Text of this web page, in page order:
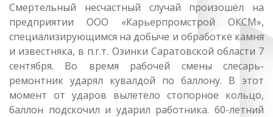
Смертельный несчастный случай произошёл на
предприятии ООО «Карьерпромстрой ОКСМ»,
специализирующимся на добыче и обработке камня
и известняка, в п.г.т. Озинки Саратовской области 7
сентября. Во время рабочей смены слесарь-
ремонтник ударял кувалдой по баллону. В этот
момент от ударов вылетело стопорное кольцо,
баллон подскочил и ударил работника. 60-летний